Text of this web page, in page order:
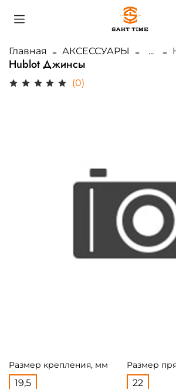
Главная АКСЕССУАРЫ ...
Hublot Джинсы
(0)
Размер крепления, мм
19,5
Размер
22